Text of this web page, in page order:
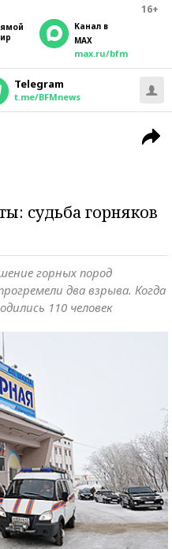
16+
Канал в
MAX
max.ru/bfm
Telegram
t.me/BFMnews
судьба горняков
горных пород
два взрыва. Когда
110 человек